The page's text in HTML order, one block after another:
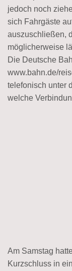
jedoch noch
sich Fahrgäste
auszuschließen,
möglicherweise
Die Deutsche
www.bahn.de/
telefonisch unter
welche
Am Samstag
Kurzschluss in